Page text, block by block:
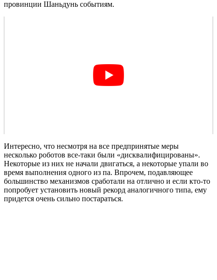
провинции Шаньдунь событиям.
Интересно, что несмотря на все предпринятые меры
несколько роботов все-таки были «дисквалифицированы».
Некоторые из них не начали двигаться, а некоторые упали во
время выполнения одного из па. Впрочем, подавляющее
большинство механизмов сработали на отлично и если кто-то
попробует установить новый рекорд аналогичного типа, ему
придется очень сильно постараться.